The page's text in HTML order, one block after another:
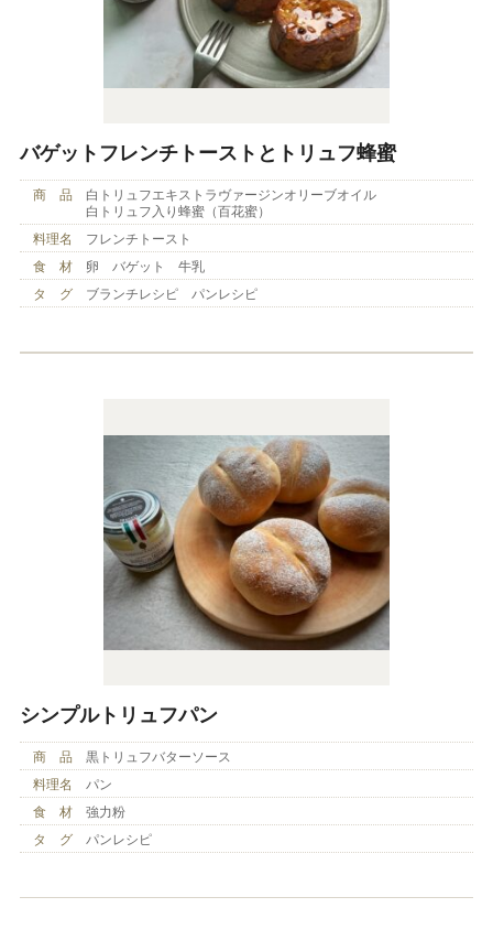
バゲットフレンチトーストとトリュフ蜂蜜
商 品
白トリュフエキストラヴァージンオリーブオイル
白トリュフ入り蜂蜜（百花蜜）
料理名
フレンチトースト
食 材
卵 バゲット 牛乳
タ グ
ブランチレシピ パンレシピ
シンプルトリュフパン
商 品
黒トリュフバターソース
料理名
パン
食 材
強力粉
タ グ
パンレシピ